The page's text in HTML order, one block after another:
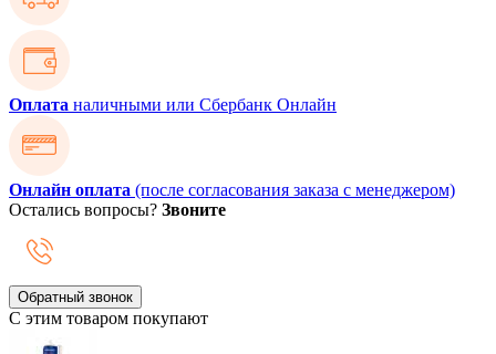
Оплата наличными или Сбербанк Онлайн
Онлайн оплата (после согласования заказа с менеджером)
Остались вопросы? Звоните
Обратный звонок
С этим товаром покупают